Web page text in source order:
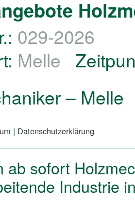
029-2026
Melle
– Melle
| Datenschutzerklärung
ab sofort
Industrie